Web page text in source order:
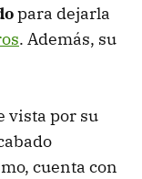
para dejarla
. Además, su
vista por su
cuenta con